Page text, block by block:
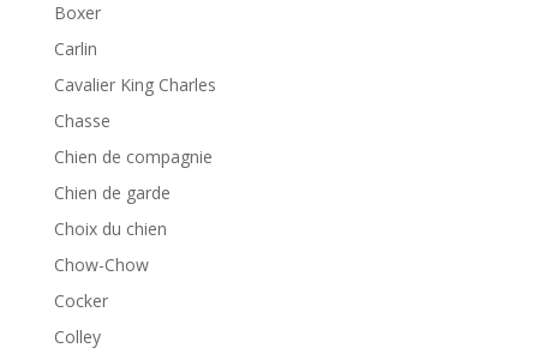
Boxer
Carlin
Cavalier King Charles
Chasse
Chien de compagnie
Chien de garde
Choix du chien
Chow-Chow
Cocker
Colley